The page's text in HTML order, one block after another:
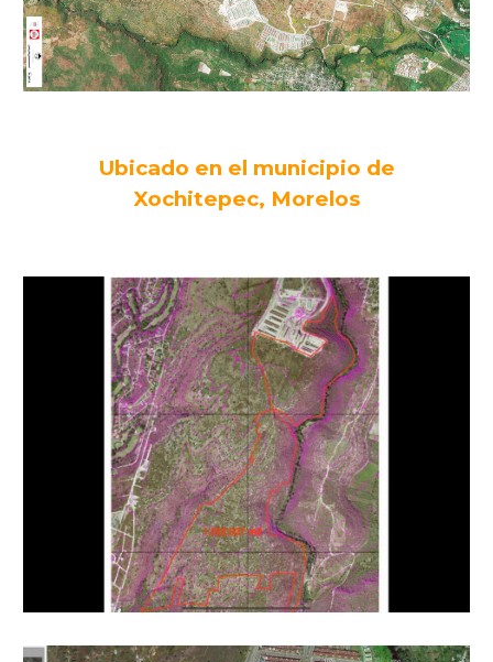
Ubicado en el municipio de
Xochitepec, Morelos